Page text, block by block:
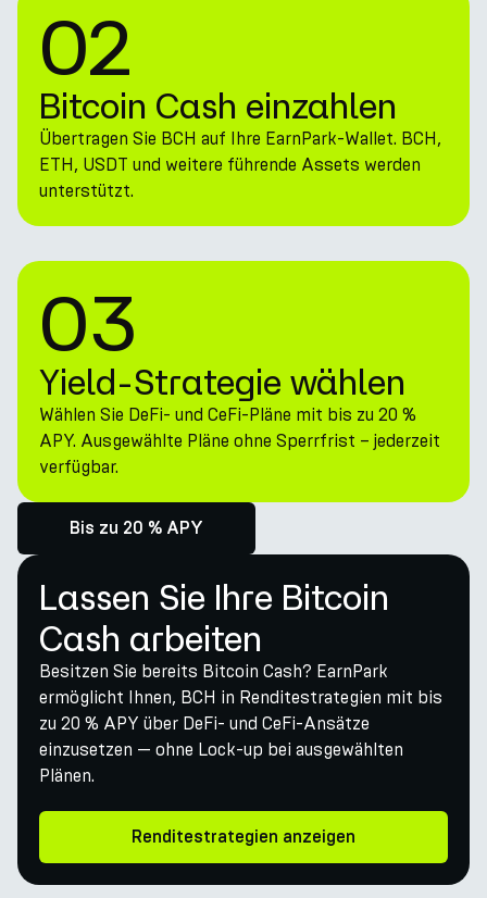
02
Bitcoin Cash einzahlen
Übertragen Sie BCH auf Ihre EarnPark-Wallet. BCH,
ETH, USDT und weitere führende Assets werden
unterstützt.
03
Yield-Strategie wählen
Wählen Sie DeFi- und CeFi-Pläne mit bis zu 20 %
APY. Ausgewählte Pläne ohne Sperrfrist – jederzeit
verfügbar.
Bis zu 20 % APY
Lassen Sie Ihre Bitcoin
Cash arbeiten
Besitzen Sie bereits Bitcoin Cash? EarnPark
ermöglicht Ihnen, BCH in Renditestrategien mit bis
zu 20 % APY über DeFi- und CeFi-Ansätze
einzusetzen — ohne Lock-up bei ausgewählten
Plänen.
Renditestrategien anzeigen